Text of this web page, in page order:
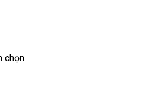
chọn